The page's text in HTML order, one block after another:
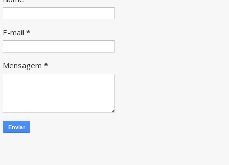
E-mail *
Mensagem *